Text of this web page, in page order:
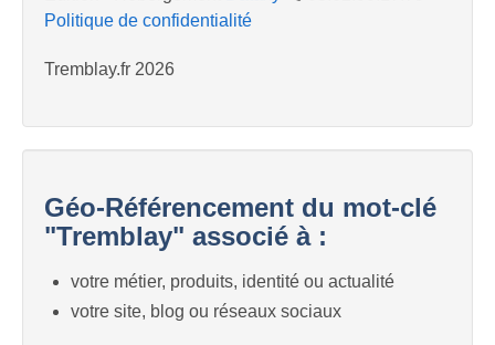
Politique de confidentialité
Tremblay.fr 2026
Géo-Référencement du mot-clé
"Tremblay" associé à :
votre métier, produits, identité ou actualité
votre site, blog ou réseaux sociaux